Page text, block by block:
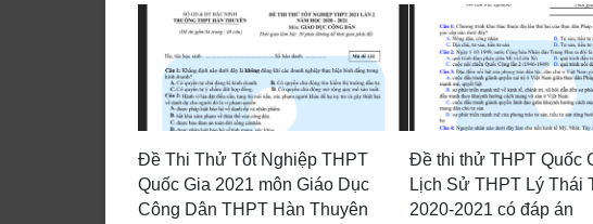
Đề Thi Thử Tốt Nghiệp THPT
Quốc Gia 2021 môn Giáo Dục
Công Dân THPT Hàn Thuyên
Đề thi thử THPT Quốc
Lịch Sử THPT Lý Thái
2020-2021 có đáp án